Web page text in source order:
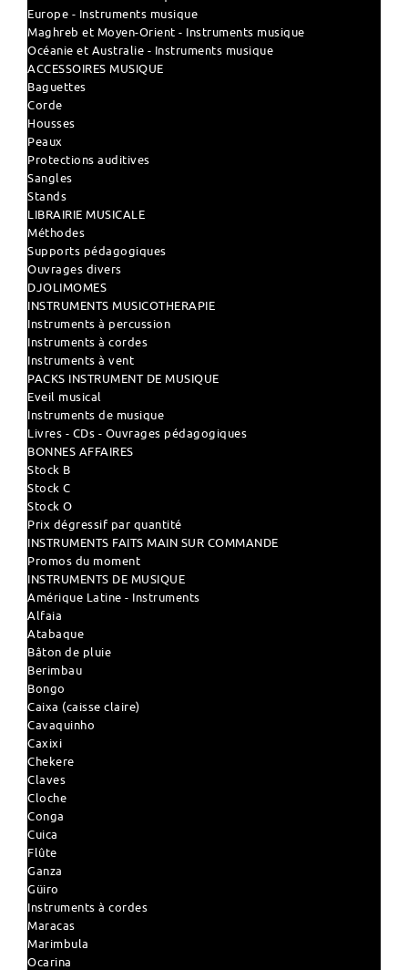
Europe - Instruments musique
Maghreb et Moyen-Orient - Instruments musique
Océanie et Australie - Instruments musique
ACCESSOIRES MUSIQUE
Baguettes
Corde
Housses
Peaux
Protections auditives
Sangles
Stands
LIBRAIRIE MUSICALE
Méthodes
Supports pédagogiques
Ouvrages divers
DJOLIMOMES
INSTRUMENTS MUSICOTHERAPIE
Instruments à percussion
Instruments à cordes
Instruments à vent
PACKS INSTRUMENT DE MUSIQUE
Eveil musical
Instruments de musique
Livres - CDs - Ouvrages pédagogiques
BONNES AFFAIRES
Stock B
Stock C
Stock O
Prix dégressif par quantité
INSTRUMENTS FAITS MAIN SUR COMMANDE
Promos du moment
INSTRUMENTS DE MUSIQUE
Amérique Latine - Instruments
Alfaia
Atabaque
Bâton de pluie
Berimbau
Bongo
Caixa (caisse claire)
Cavaquinho
Caxixi
Chekere
Claves
Cloche
Conga
Cuica
Flûte
Ganza
Güiro
Instruments à cordes
Maracas
Marimbula
Ocarina